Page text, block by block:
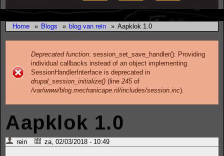
Home » Blogs » blog van rein » Aapklok 1.0
Error message
Deprecated function: session_set_save_handler(): Providing
individual callbacks instead of an object implementing
SessionHandlerInterface is deprecated in
drupal_session_initialize() (line 245of
/var/www/blog.mechanicape.nl/includes/session.inc).
Aapklok 1.0
rein za, 02/03/2018 - 10:49